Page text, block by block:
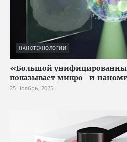
НАНОТЕХНОЛОГИИ
«Большой
показывает микро- и
25 Ноябрь, 2025